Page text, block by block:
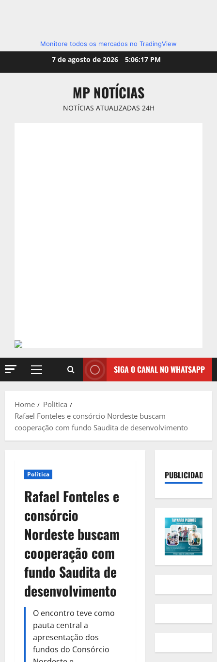
Monitore todos os mercados no TradingView
7 de agosto de 2026 5:06:19 PM
MP NOTÍCIAS
NOTÍCIAS ATUALIZADAS 24H
Primary
SIGA O CANAL NO WHATSAPP
Home
Política
Rafael Fonteles e consórcio Nordeste buscam
cooperação com fundo Saudita de desenvolvimento
Política
Rafael Fonteles e
consórcio
Nordeste buscam
cooperação com
fundo Saudita de
desenvolvimento
O encontro teve como
pauta central a
apresentação dos
fundos do Consórcio
PUBLICIDADE